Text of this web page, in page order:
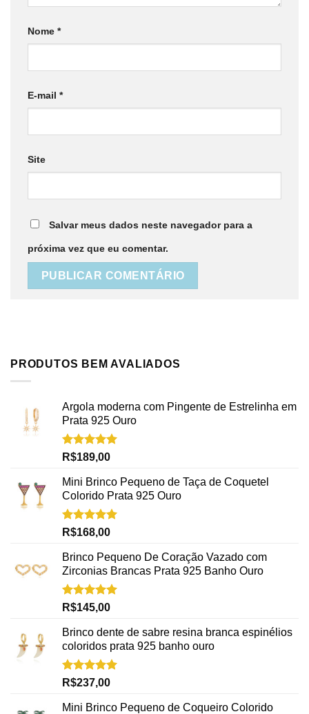
Nome *
E-mail *
Site
Salvar meus dados neste navegador para a
próxima vez que eu comentar.
PRODUTOS BEM AVALIADOS
Argola moderna com Pingente de Estrelinha em
Prata 925 Ouro
Avaliação
R$189,00
Mini Brinco Pequeno de Taça de Coquetel
Colorido Prata 925 Ouro
Avaliação
R$168,00
Brinco Pequeno De Coração Vazado com
Zirconias Brancas Prata 925 Banho Ouro
Avaliação
R$145,00
Brinco dente de sabre resina branca espinélios
coloridos prata 925 banho ouro
Avaliação
R$237,00
Mini Brinco Pequeno de Coqueiro Colorido